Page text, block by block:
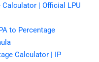
Calculator | Official LPU
to Percentage
Calculator | IP